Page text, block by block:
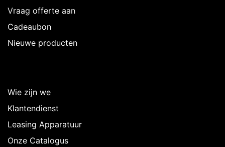
Vraag offerte aan
Cadeaubon
Nieuwe producten
Wie zijn we
Klantendienst
Leasing Apparatuur
Onze Catalogus